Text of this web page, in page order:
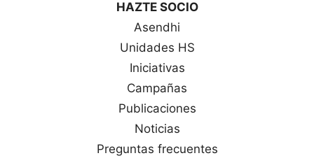
HAZTE SOCIO
Asendhi
Unidades HS
Iniciativas
Campañas
Publicaciones
Noticias
Preguntas frecuentes